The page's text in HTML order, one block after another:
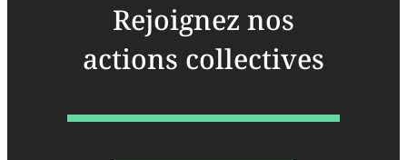
Rejoignez nos
actions collectives